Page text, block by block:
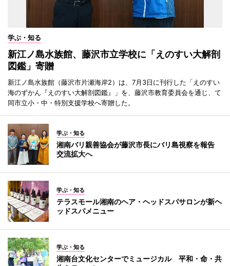
学ぶ・知る
新江ノ島水族館、藤沢市立学校に「えのすい大解剖
図鑑」寄贈
新江ノ島水族館（藤沢市片瀬海岸2）は、7月3日に刊行した「えのすい
海のずかん『えのすい大解剖図鑑』」を、藤沢市教育委員会を通じ、て
同市立小・中・特別支援学校へ寄贈した。
学ぶ・知る
湘南バリ親善協会が藤沢市長にバリ島視察を報告
交流拡大へ
学ぶ・知る
テラスモール湘南のヘア・ヘッドスパサロンが新ヘ
ッドスパメニュー
学ぶ・知る
湘南台文化センターでミュージカル 平和・命・共